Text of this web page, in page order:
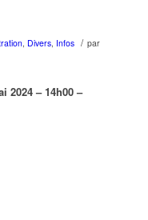
, Divers, Infos / par
2024 – 14h00 –